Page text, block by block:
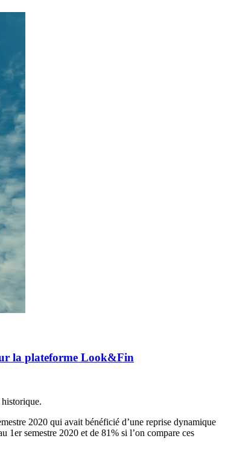
la plateforme Look&Fin
2020 qui avait bénéficié d’une reprise dynamique
1er semestre 2020 et de 81% si l’on compare ces